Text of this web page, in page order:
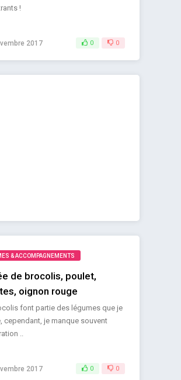
!
2017 0 0
& ACCOMPAGNEMENTS
de brocolis, poulet,
oignon rouge
font partie des légumes que je
cependant, je manque souvent
..
2017 0 0